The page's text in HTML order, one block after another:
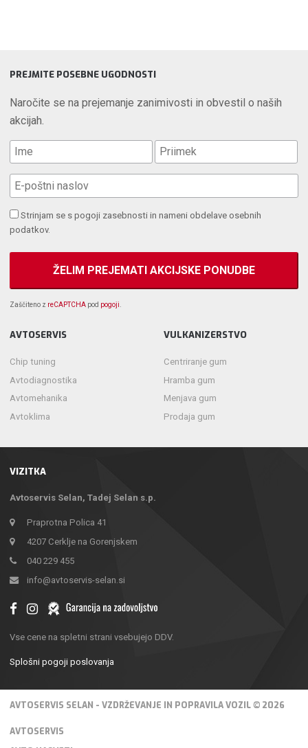
VIZITKA
Avtoservis Selan, Tadej Selan s.p.
Praprotna Polica 41
4207 Cerklje na Gorenjskem
040 229 455
info@avtoservis-selan.si
Vse cene na spletni strani vsebujejo DDV.
Splošni pogoji poslovanja
PREJMITE POSEBNE UGODNOSTI
Naročite se na prejemanje zanimivosti in obvestil o naših
akcijah.
Strinjam se s pogoji zasebnosti in nameni obdelave osebnih
podatkov.
Zaščiteno z reCAPTCHA pod pogoji.
AVTOSERVIS
Chip tuning
Avtodiagnostika
Avtomehanika
Avtoklima
VULKANIZERSTVO
Centriranje gum
Hramba gum
Menjava gum
Prodaja gum
AVTOSERVIS SELAN - VZDRŽEVANJE IN POPRAVILA VOZIL © 2026
AVTOSERVIS